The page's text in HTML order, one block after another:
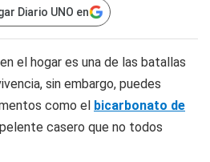
Diario UNO en
en el hogar es una de las batallas
sin embargo, puedes
como el bicarbonato de
casero que no todos